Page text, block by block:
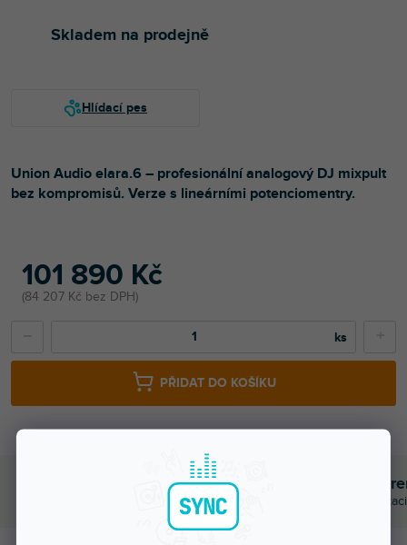
101 890 Kč
84 207 Kč bez DPH
Skladem na prodejně
PŘIDAT DO KOŠÍKU
Union Audio elara.6 – profesionální analogový DJ mixpult
bez kompromisů. Verze s lineárními potenciomentry.
Objednej do 15:00
A máš to druhý den doma
Poradíme s
Chválí nás za komunikaci